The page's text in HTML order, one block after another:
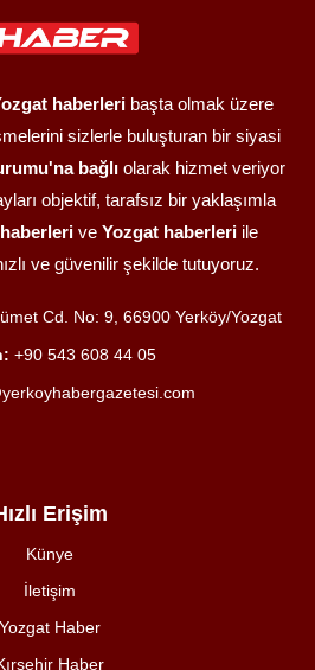
haberleribaşta olmak üzere
sizlerle buluşturan bir siyasi
bağlıolarak hizmet veriyor
objektif, tarafsız bir yaklaşımla
ve Yozgat haberleri ile
ve güvenilir şekilde tutuyoruz.
Cd. No: 9, 66900 Yerköy/Yozgat
+90 543 608 44 05
Erişim
Künye
İletişim
Yozgat Haber
Haber